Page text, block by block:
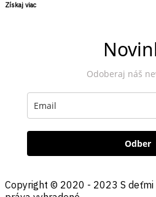
Získaj viac
Odoberaj náš
Odber
Copyright © 2020 - 2023 S